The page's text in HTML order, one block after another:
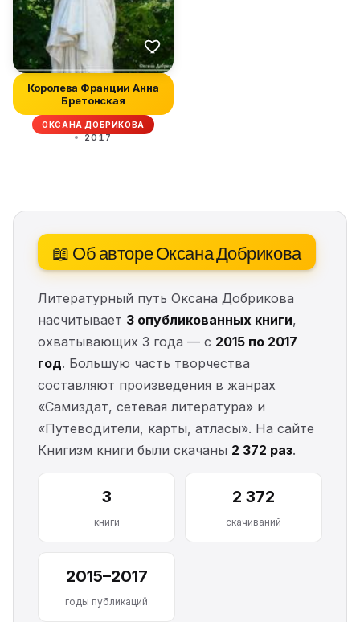
Королева Франции Анна
Бретонская
ОКСАНА ДОБРИКОВА
2017
📖 Об авторе Оксана Добрикова
Литературный путь Оксана Добрикова
насчитывает 3 опубликованных книги,
охватывающих 3 года — с 2015 по 2017
год. Большую часть творчества
составляют произведения в жанрах
«Самиздат, сетевая литература» и
«Путеводители, карты, атласы». На сайте
Книгизм книги были скачаны 2 372 раз.
3
книги
2 372
скачиваний
2015–2017
годы публикаций